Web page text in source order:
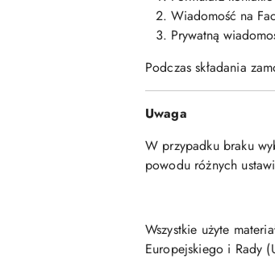
Wiadomość na
Prywatną
Podczas składania
Uwaga
W przypadku braku
powodu różnych
Wszystkie użyte
Europejskiego i Rady